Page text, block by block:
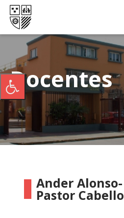
Docentes
Ander Alonso-
Pastor Cabello